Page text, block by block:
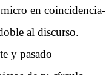
en coincidencia-
al discurso.
y pasado